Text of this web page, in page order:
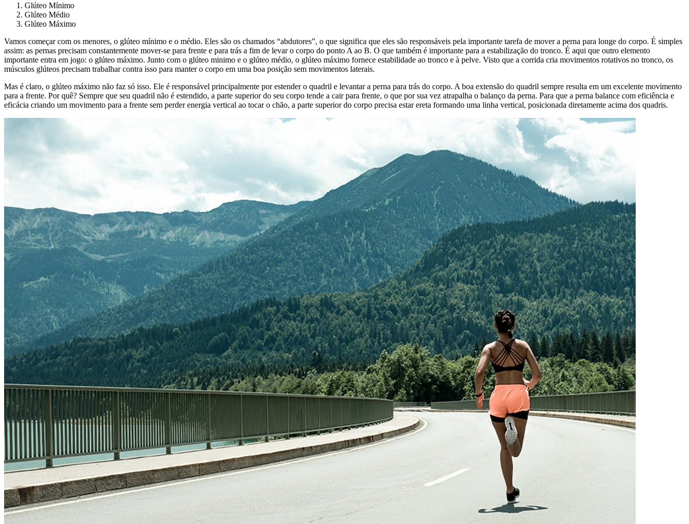
Glúteo Mínimo
Glúteo Médio
Glúteo Máximo
Vamos começar com os menores, o glúteo mínimo e o médio. Eles são os chamados “abdutores”, o que significa que eles são responsáveis pela importante tarefa de mover a perna para longe do corpo. É simples
assim: as pernas precisam constantemente mover-se para frente e para trás a fim de levar o corpo do ponto A ao B. O que também é importante para a estabilização do tronco. É aqui que outro elemento
importante entra em jogo: o glúteo máximo. Junto com o glúteo minimo e o glúteo médio, o glúteo máximo fornece estabilidade ao tronco e à pelve. Visto que a corrida cria movimentos rotativos no tronco, os
músculos glúteos precisam trabalhar contra isso para manter o corpo em uma boa posição sem movimentos laterais.
Mas é claro, o glúteo máximo não faz só isso. Ele é responsável principalmente por estender o quadril e levantar a perna para trás do corpo. A boa extensão do quadril sempre resulta em um excelente movimento
para a frente. Por quê? Sempre que seu quadril não é estendido, a parte superior do seu corpo tende a cair para frente, o que por sua vez atrapalha o balanço da perna. Para que a perna balance com eficiência e
eficácia criando um movimento para a frente sem perder energia vertical ao tocar o chão, a parte superior do corpo precisa estar ereta formando uma linha vertical, posicionada diretamente acima dos quadris.